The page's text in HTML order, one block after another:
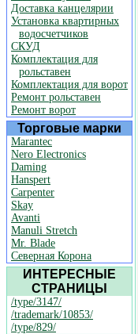
Доставка канцелярии
Установка квартирных
водосчетчиков
СКУД
Комплектация для
рольставен
Комплектация для ворот
Ремонт рольставен
Ремонт ворот
Торговые марки
Marantec
Nero Electronics
Daming
Hanspert
Carpenter
Skay
Avanti
Manuli Stretch
Mr. Blade
Северная Корона
ИНТЕРЕСНЫЕ
СТРАНИЦЫ
/type/3147/
/trademark/10853/
/type/829/